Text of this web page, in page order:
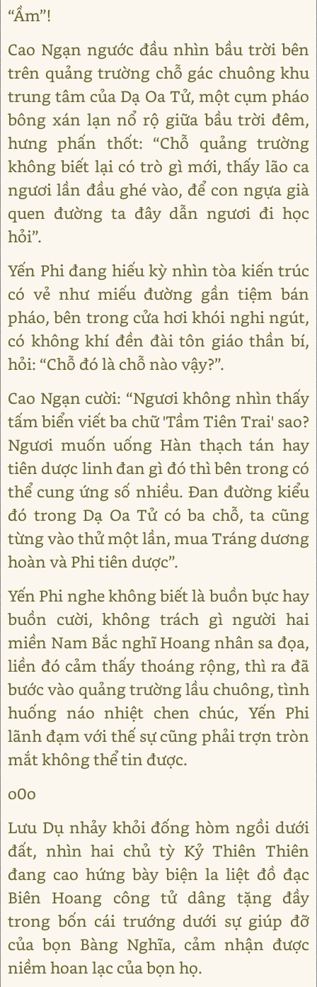
“Ầm”!
Cao Ngạn ngước đầu nhìn bầu trời bên
trên quảng trường chỗ gác chuông khu
trung tâm của Dạ Oa Tử, một cụm pháo
bông xán lạn nổ rộ giữa bầu trời đêm,
hưng phấn thốt: “Chỗ quảng trường
không biết lại có trò gì mới, thấy lão ca
ngươi lần đầu ghé vào, để con ngựa già
quen đường ta đây dẫn ngươi đi học
hỏi”.
Yến Phi đang hiếu kỳ nhìn tòa kiến trúc
có vẻ như miếu đường gần tiệm bán
pháo, bên trong cửa hơi khói nghi ngút,
có không khí đền đài tôn giáo thần bí,
hỏi: “Chỗ đó là chỗ nào vậy?”.
Cao Ngạn cười: “Ngươi không nhìn thấy
tấm biển viết ba chữ 'Tầm Tiên Trai' sao?
Ngươi muốn uống Hàn thạch tán hay
tiên dược linh đan gì đó thì bên trong có
thể cung ứng số nhiều. Đan đường kiểu
đó trong Dạ Oa Tử có ba chỗ, ta cũng
từng vào thử một lần, mua Tráng dương
hoàn và Phi tiên dược”.
Yến Phi nghe không biết là buồn bực hay
buồn cười, không trách gì người hai
miền Nam Bắc nghĩ Hoang nhân sa đọa,
liền đó cảm thấy thoáng rộng, thì ra đã
bước vào quảng trường lầu chuông, tình
huống náo nhiệt chen chúc, Yến Phi
lãnh đạm với thế sự cũng phải trợn tròn
mắt không thể tin được.
o0o
Lưu Dụ nhảy khỏi đống hòm ngồi dưới
đất, nhìn hai chủ tỳ Kỷ Thiên Thiên
đang cao hứng bày biện la liệt đồ đạc
Biên Hoang công tử dâng tặng đầy
trong bốn cái trướng dưới sự giúp đỡ
của bọn Bàng Nghĩa, cảm nhận được
niềm hoan lạc của bọn họ.